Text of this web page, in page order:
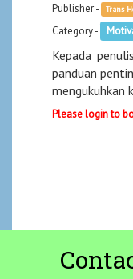
Publisher -
Trans
Category -
Kepada
panduan
mengukuhkan
Please login to